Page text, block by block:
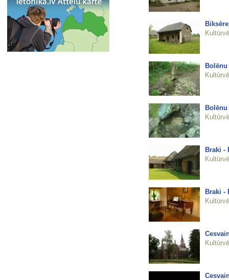
Bolēnu
Bolēnu
Braki -
Braki -